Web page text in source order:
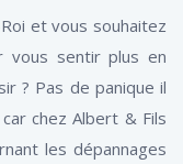
et vous souhaitez
vous sentir plus en
? Pas de panique il
chez Albert & Fils
les dépannages